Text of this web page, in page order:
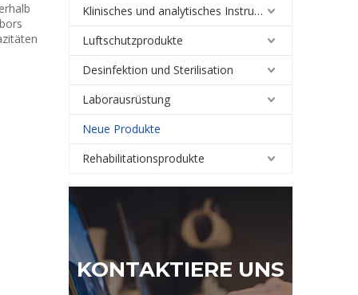
Klinisches und analytisches Instrument
Luftschutzprodukte
Desinfektion und Sterilisation
Laborausrüstung
Neue Produkte
Rehabilitationsprodukte
KONTAKTIERE UNS